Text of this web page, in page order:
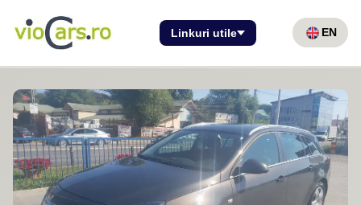
Linkuri utile EN